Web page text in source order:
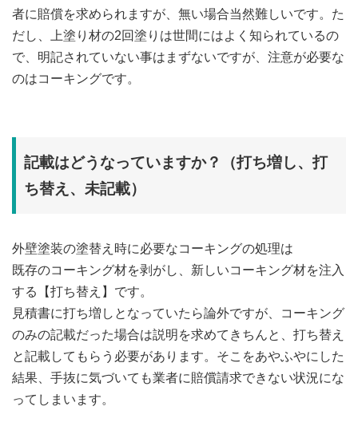
者に賠償を求められますが、無い場合当然難しいです。た
だし、上塗り材の2回塗りは世間にはよく知られているの
で、明記されていない事はまずないですが、注意が必要な
のはコーキングです。
記載はどうなっていますか？（打ち増し、打
ち替え、未記載）
外壁塗装の塗替え時に必要なコーキングの処理は
既存のコーキング材を剥がし、新しいコーキング材を注入
する【打ち替え】です。
見積書に打ち増しとなっていたら論外ですが、コーキング
のみの記載だった場合は説明を求めてきちんと、打ち替え
と記載してもらう必要があります。そこをあやふやにした
結果、手抜に気づいても業者に賠償請求できない状況にな
ってしまいます。